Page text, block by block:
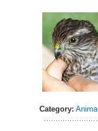
Category: